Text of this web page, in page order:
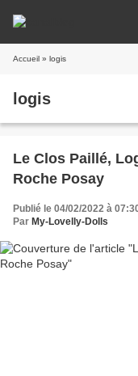
Accueil » logis
logis
Le Clos Paillé,
Roche Posay
Publié le 04/02/2022 à
Par My-Lovelly-Dolls